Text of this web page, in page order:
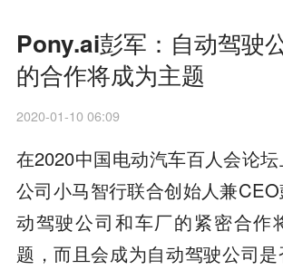
Pony.ai彭军：自动驾驶
的合作将成为主题
2020-01-10 06:09
在2020中国电动汽车百人会论
公司小马智行联合创始人兼
动驾驶公司和车厂的紧密合作
题，而且会成为自动驾驶公司